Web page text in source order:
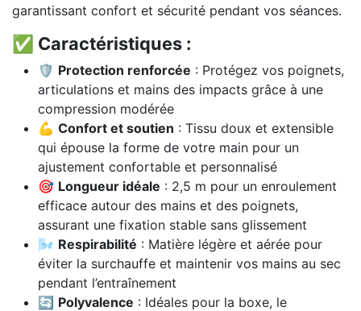
garantissant confort et sécurité pendant vos séances.
✅ Caractéristiques :
🛡️ Protection renforcée : Protégez vos poignets,
articulations et mains des impacts grâce à une
compression modérée
💪 Confort et soutien : Tissu doux et extensible
qui épouse la forme de votre main pour un
ajustement confortable et personnalisé
🎯 Longueur idéale : 2,5 m pour un enroulement
efficace autour des mains et des poignets,
assurant une fixation stable sans glissement
🌬️ Respirabilité : Matière légère et aérée pour
éviter la surchauffe et maintenir vos mains au sec
pendant l’entraînement
🔄 Polyvalence : Idéales pour la boxe, le